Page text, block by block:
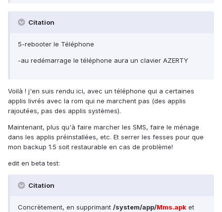
Citation
5-rebooter le Téléphone
-au redémarrage le téléphone aura un clavier AZERTY
Voilà ! j'en suis rendu ici, avec un téléphone qui a certaines
applis livrés avec la rom qui ne marchent pas (des applis
rajoutées, pas des applis systèmes).
Maintenant, plus qu'à faire marcher les SMS, faire le ménage
dans les applis préinstallées, etc. Et serrer les fesses pour que
mon backup 1.5 soit restaurable en cas de problème!
edit en beta test:
Citation
Concrètement, en supprimant /system/app/Mms.apk et